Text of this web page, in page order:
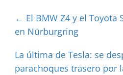
← El BMW Z4 y el
en Nürburgring
La última de Tesla: se
parachoques trasero por